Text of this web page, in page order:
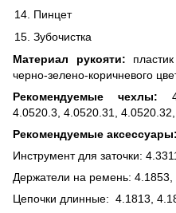
Пинцет
Зубочистка
Материал рукояти:
черно-зелено-коричневого
Рекомендуемые чехлы:
4.0520.3, 4.0520.31,
Рекомендуемые аксессуары:
Инструмент для заточки:
Держатели на ремень:
Цепочки длинные: 4.1813,